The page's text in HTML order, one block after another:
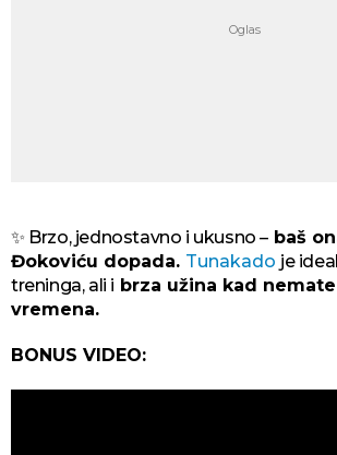
✨ Brzo, jednostavno i ukusno – baš
Đokoviću dopada. Tunakado je
treninga, ali i brza užina kad
vremena.
BONUS VIDEO: